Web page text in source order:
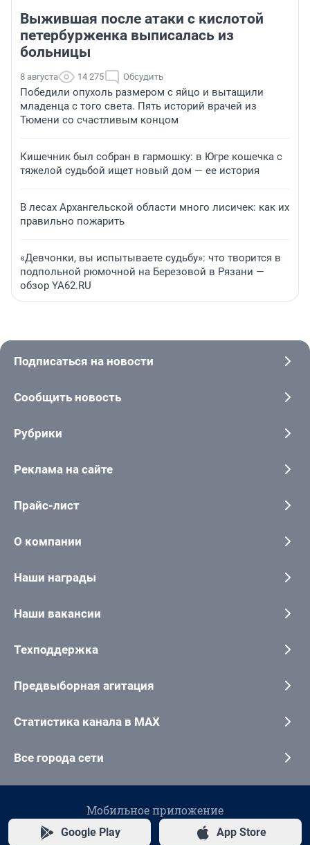
Выжившая после атаки с кислотой
петербурженка выписалась из
больницы
8 августа 14 275 Обсудить
Победили опухоль размером с яйцо и вытащили
младенца с того света. Пять историй врачей из
Тюмени со счастливым концом
Кишечник был собран в гармошку: в Югре кошечка с
тяжелой судьбой ищет новый дом — ее история
В лесах Архангельской области много лисичек: как их
правильно пожарить
«Девчонки, вы испытываете судьбу»: что творится в
подпольной рюмочной на Березовой в Рязани —
обзор YA62.RU
Подписаться на новости
Сообщить новость
Рубрики
Реклама на сайте
Прайс-лист
О компании
Наши награды
Наши вакансии
Техподдержка
Предвыборная агитация
Статистика канала в MAX
Все города сети
Мобильное приложение
Google Play App Store